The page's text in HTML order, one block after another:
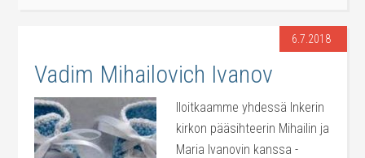
6.7.2018
Vadim Mihailovich Ivanov
Iloitkaamme yhdessä Inkerin
kirkon pääsihteerin Mihailin ja
Maria Ivanovin kanssa -